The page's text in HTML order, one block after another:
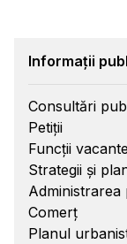
Informații
Consultări
Petiții
Funcții vacante
Strategii și
Administrarea
Comerț
Planul